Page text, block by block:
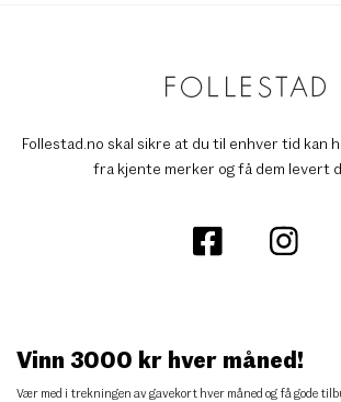
Follestad.no skal sikre at du til enhver tid kan
fra kjente merker og få dem levert
Vinn 3000 kr hver måned!
Vær med i trekningen av gavekort hver måned og få gode